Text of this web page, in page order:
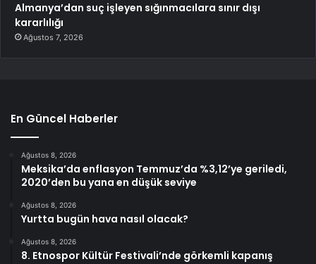
Almanya’dan suç işleyen sığınmacılara sınır dışı
kararlılığı
Ağustos 7, 2026
En Güncel Haberler
Ağustos 8, 2026
Meksika’da enflasyon Temmuz’da %3,12’ye geriledi,
2020’den bu yana en düşük seviye
Ağustos 8, 2026
Yurtta bugün hava nasıl olacak?
Ağustos 8, 2026
8. Etnospor Kültür Festivali’nde görkemli kapanış